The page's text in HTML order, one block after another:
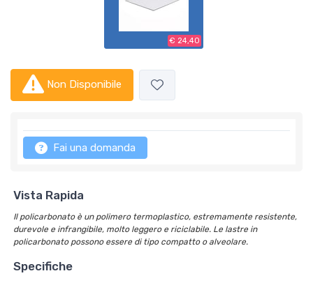
€ 24,40
Non Disponibile
Fai una domanda
Vista Rapida
Il policarbonato è un polimero termoplastico, estremamente resistente,
durevole e infrangibile, molto leggero e riciclabile. Le lastre in
policarbonato possono essere di tipo compatto o alveolare.
Specifiche